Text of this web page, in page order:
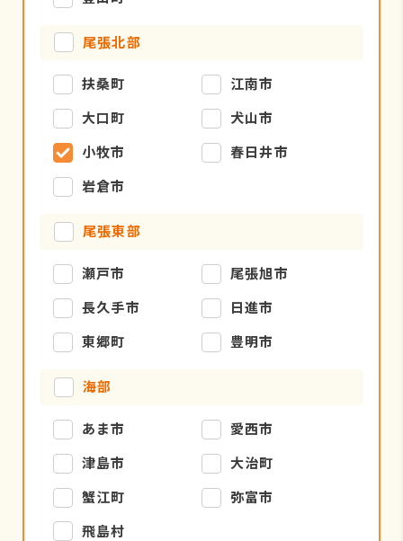
尾張北部
扶桑町
江南市
大口町
犬山市
小牧市
春日井市
岩倉市
尾張東部
瀬戸市
尾張旭市
長久手市
日進市
東郷町
豊明市
海部
あま市
愛西市
津島市
大治町
蟹江町
弥富市
飛島村